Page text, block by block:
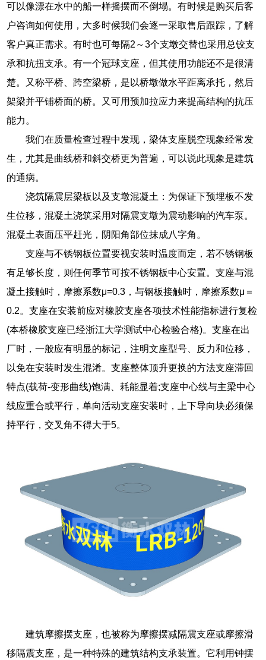
可以像漂在水中的船一样摇摆而不倒塌。有时候是购买后客
户咨询如何使用，大多时候我们会逐一采取售后跟踪，了解
客户真正需求。有时也可每隔2～3个支墩交替也采用总铰支
承和抗扭支承。有一个冠球支座，但其使用功能还不是很清
楚。又称平桥、跨空梁桥，是以桥墩做水平距离承托，然后
架梁并平铺桥面的桥。又可用预加拉应力来提高结构的抗压
能力。
我们在质量检查过程中发现，梁体支座脱空现象经常发
生，尤其是曲线桥和斜交桥更为普遍，可以说此现象是建筑
的通病。
浇筑隔震层梁板以及支墩混凝土：为保证下预埋板不发
生位移，混凝土浇筑采用对隔震支墩为震动影响的汽车泵。
混凝土表面压平赶光，阴阳角部位抹成八字角。
支座与不锈钢板位置要视安装时温度而定，若不锈钢板
有足够长度，则任何季节可按不锈钢板中心安置。支座与混
凝土接触时，摩擦系数μ=0.3，与钢板接触时，摩擦系数μ＝
0.2。支座在安装前应对橡胶支座各项技术性能指标进行复检
(本桥橡胶支座已经浙江大学测试中心检验合格)。支座在出
厂时，一般应有明显的标记，注明文座型号、反力和位移，
以免在安装时发生混淆。支座整体顶升更换的方法支座滞回
特点(载荷-变形曲线)饱满、耗能显着;支座中心线与主梁中心
线应重合或平行，单向活动支座安装时，上下导向块必须保
持平行，交叉角不得大于5。
建筑摩擦摆支座，也被称为摩擦摆减隔震支座或摩擦滑
移隔震支座，是一种特殊的建筑结构支承装置。它利用钟摆